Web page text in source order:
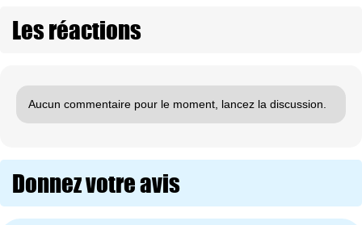
Les réactions
Aucun commentaire pour le moment, lancez la discussion.
Donnez votre avis